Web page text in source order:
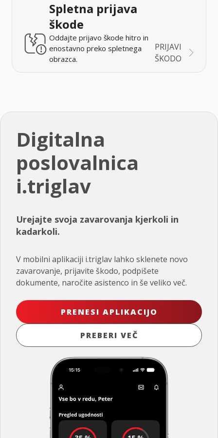
Spletna prijava
škode
Oddajte prijavo škode hitro in
enostavno preko spletnega
obrazca.
PRIJAVI
ŠKODO
Digitalna
poslovalnica
i.triglav
Urejajte svoja zavarovanja kjerkoli in
kadarkoli.
V mobilni aplikaciji i.triglav lahko sklenete novo
zavarovanje, prijavite škodo, podpišete
dokumente, naročite asistenco in še veliko več.
PRENESI APLIKACIJO
PREBERI VEČ